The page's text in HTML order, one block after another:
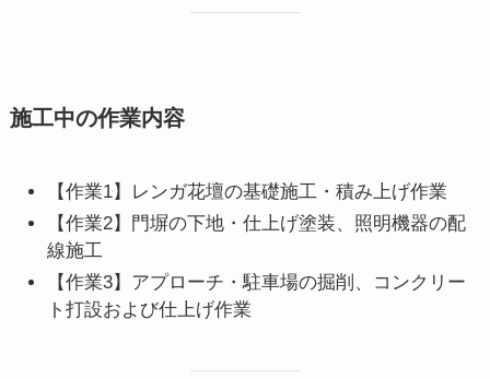
施工中の作業内容
【作業1】レンガ花壇の基礎施工・積み上げ作業
【作業2】門塀の下地・仕上げ塗装、照明機器の配
線施工
【作業3】アプローチ・駐車場の掘削、コンクリー
ト打設および仕上げ作業